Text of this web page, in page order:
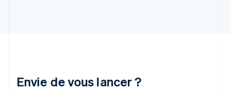
Envie de vous lancer ?
Japon